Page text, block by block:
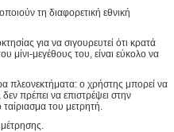
τη διαφορετική εθνική
για να σιγουρευτεί ότι κρατά
μίνι-μεγέθους του, είναι εύκολο να
πλεονεκτήματα: ο χρήστης μπορεί να
πρέπει να επιστρέψει στην
ταίριασμα του μετρητή.